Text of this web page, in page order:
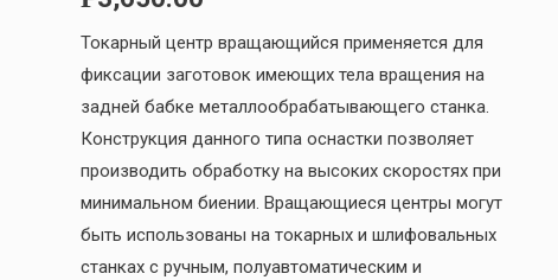
Токарный центр вращающийся применяется для
фиксации заготовок имеющих тела вращения на
задней бабке металлообрабатывающего станка.
Конструкция данного типа оснастки позволяет
производить обработку на высоких скоростях при
минимальном биении. Вращающиеся центры могут
быть использованы на токарных и шлифовальных
станках с ручным, полуавтоматическим и